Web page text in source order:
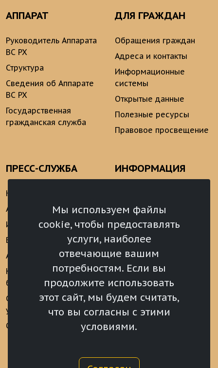
Мы используем файлы
cookie, чтобы предоставлять
услуги, наиболее
отвечающие вашим
потребностям. Если вы
продолжите использовать
этот сайт, мы будем считать,
что вы согласны с этими
условиями.
АППАРАТ
Руководитель Аппарата
ВС РХ
Структура
Сведения об Аппарате
ВС РХ
Государственная
гражданская служба
ДЛЯ ГРАЖДАН
Обращения граждан
Адреса и контакты
Информационные
системы
Открытые данные
Полезные ресурсы
Правовое просвещение
ПРЕСС-СЛУЖБА
Новости
Анонсы
Интервью
Видеоматериалы
Аккредитация
Конкурс «Хрустальный
барс»
Сведения о СМИ
учрежденных ВС РХ
Опросы и голосования
ИНФОРМАЦИЯ
аналитические
материалы
Реализация Послания
Президента РФ
Федеральному
Собранию РФ
Местное
самоуправление
Финансы
Награды